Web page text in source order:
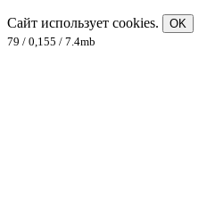
Сайт использует cookies.
OK
79 / 0,155 / 7.4mb